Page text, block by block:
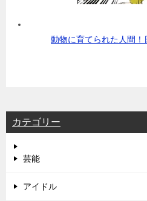
動物に育てられた人間！
カテゴリー
芸能
アイドル